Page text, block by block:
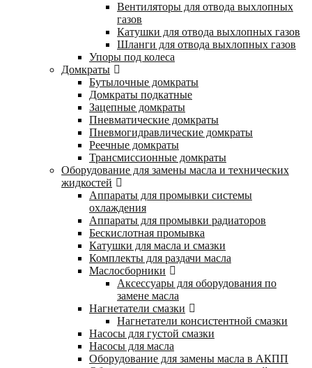
Вентиляторы для отвода выхлопных
газов
Катушки для отвода выхлопных газов
Шланги для отвода выхлопных газов
Упоры под колеса
Домкраты
Бутылочные домкраты
Домкраты подкатные
Зацепные домкраты
Пневматические домкраты
Пневмогидравлические домкраты
Реечные домкраты
Трансмиссионные домкраты
Оборудование для замены масла и технических
жидкостей
Аппараты для промывки системы
охлаждения
Аппараты для промывки радиаторов
Бескислотная промывка
Катушки для масла и смазки
Комплекты для раздачи масла
Маслосборники
Аксессуары для оборудования по
замене масла
Нагнетатели смазки
Нагнетатели консистентной смазки
Насосы для густой смазки
Насосы для масла
Оборудование для замены масла в АКПП